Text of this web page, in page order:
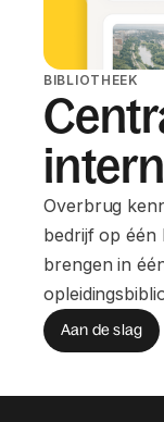
BIBLIOTHEEK
Overbrug
bedrijf op één
brengen in
Aan de slag